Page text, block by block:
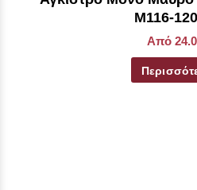
Μ116-
Από